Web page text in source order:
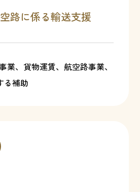
路に係る輸送支援
業、貨物運賃、航空路事業、
る補助